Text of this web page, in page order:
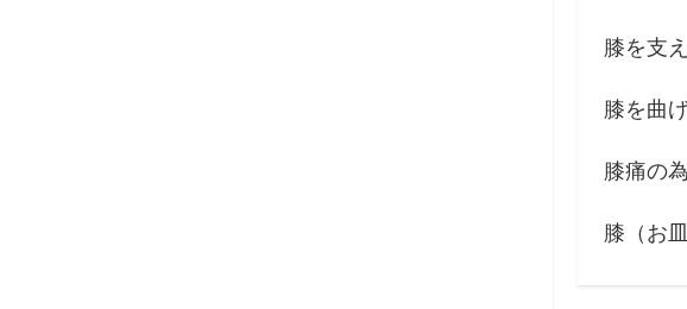
膝を支
膝を曲
膝痛の
膝（お